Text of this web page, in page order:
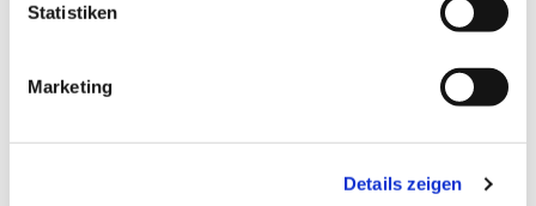
Statistiken
Marketing
Details zeigen